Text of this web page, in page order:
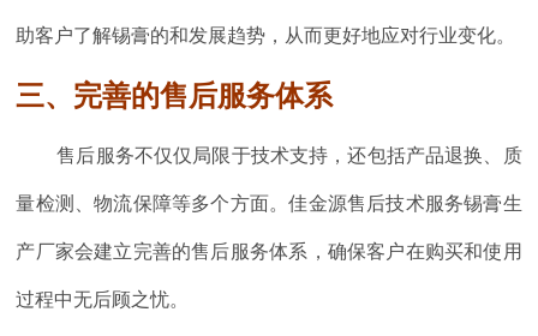
助客户了解锡膏的和发展趋势，从而更好地应对行业变化。
三、完善的售后服务体系
售后服务不仅仅局限于技术支持，还包括产品退换、质
量检测、物流保障等多个方面。佳金源售后技术服务锡膏生
产厂家会建立完善的售后服务体系，确保客户在购买和使用
过程中无后顾之忧。